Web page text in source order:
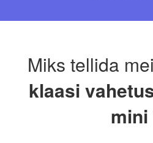
Miks tellida
klaasi
mini